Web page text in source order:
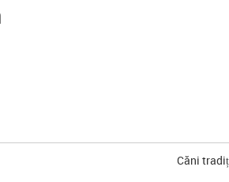
Căni